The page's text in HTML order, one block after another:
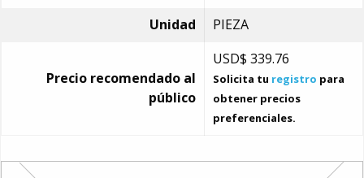
Unidad
PIEZA
Precio recomendado al
público
USD$ 339.76
Solicita tu registro para
obtener precios
preferenciales.